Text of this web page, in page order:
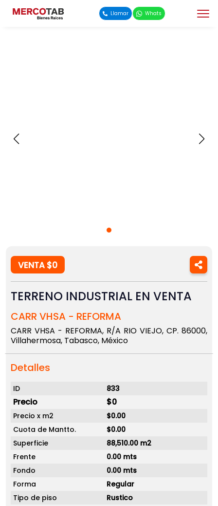
Llamar Whats
VENTA $0
TERRENO INDUSTRIAL EN VENTA
CARR VHSA - REFORMA
CARR VHSA - REFORMA, R/A RIO VIEJO, CP. 86000,
Villahermosa, Tabasco, México
Detalles
ID 833
Precio $0
Precio x m2
$0.00
Cuota de Mantto.
$0.00
Superficie
88,510.00 m2
Frente
0.00 mts
Fondo
0.00 mts
Forma
Regular
Tipo de piso
Rustico